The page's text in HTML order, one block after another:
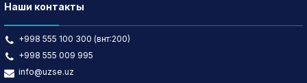
Наши контакты
+998 555 100 300 (внт:200)
+998 555 009 995
info@uzse.uz